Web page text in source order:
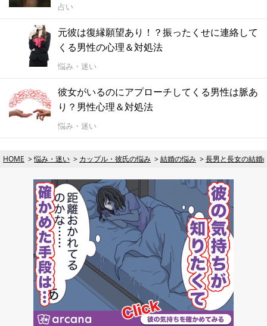
占い
元彼は復縁願望あり！？振ったくせに連絡して
くる男性の心理＆対処法
悩み・迷い
彼女がいるのにアプローチしてくる男性は脈あ
り？男性心理＆対処法
悩み・迷い
HOME 悩み・迷い カップル・彼氏の悩み 結婚の悩み 長男と長女の結婚